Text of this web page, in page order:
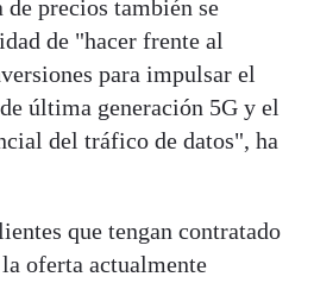
precios también se
de "hacer frente al
para impulsar el
última generación 5G y el
del tráfico de datos", ha
que tengan contratado
oferta actualmente